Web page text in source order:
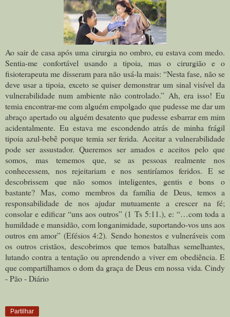
Ao sair de casa após uma cirurgia no ombro, eu estava com medo.
Sentia-me confortável usando a tipoia, mas o cirurgião e o
fisioterapeuta me disseram para não usá-la mais: “Nesta fase, não se
deve usar a tipoia, exceto se quiser demonstrar um sinal visível da
vulnerabilidade num ambiente não controlado.” Ah, era isso! Eu
temia encontrar-me com alguém empolgado que pudesse me dar um
abraço apertado ou alguém desatento que pudesse esbarrar em mim
acidentalmente. Eu estava me escondendo atrás de minha frágil
tipoia azul-bebê porque temia ser ferida. Aceitar a vulnerabilidade
pode ser assustador. Queremos ser amados e aceitos pelo que
somos, mas tememos que, se as pessoas realmente nos
conhecessem, nos rejeitariam e nos sentiríamos feridos. E se
descobrissem que não somos inteligentes, gentis e bons o
bastante?Mas, como membros da família de Deus, temos a
responsabilidade de nos ajudar mutuamente a crescer na fé;
consolar e edificar “uns aos outros” (1 Ts 5:11.), e: “…com toda a
humildade e mansidão, com longanimidade, suportando-vos uns aos
outros em amor” (Efésios 4:2). Sendo honestos e vulneráveis com
os outros cristãos, descobrimos que temos batalhas semelhantes,
lutando contra a tentação ou aprendendo a viver em obediência. E
que compartilhamos o dom da graça de Deus em nossa vida. Cindy
- Pão - Diário
Partilhar